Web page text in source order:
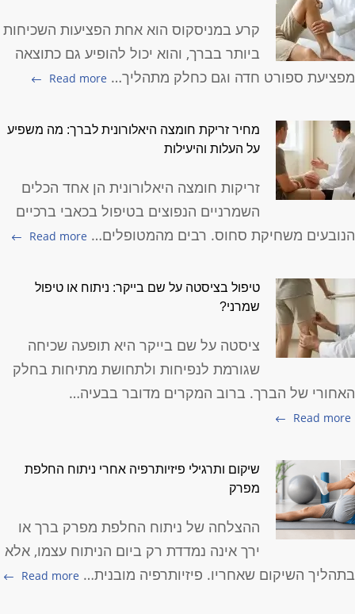
קרע במניסקוס הוא אחת הפציעות השכיחות
ביותר בברך, והוא יכול להופיע גם כתוצאה
מפציעת ספורט חדה וגם כחלק מתהליך… Read more
מחיר זריקת חומצה היאלורונית לברך: מה משפיע
על העלות והיעילות
זריקות חומצה היאלורונית הן אחד הכלים
השמרניים הנפוצים בטיפול בכאבי ברכיים
הנובעים משחיקת סחוס. רבים מהמטופלים… Read more
טיפול בציסטה על שם בייקר: ניתוח או טיפול
שמרני?
ציסטה על שם בייקר היא תופעה שכיחה
שגורמת לנפיחות ולתחושת מתיחות בחלק
האחורי של הברך. ברוב המקרים מדובר בבעיה…
Read more
שיקום ותרגילי פיזיותרפיה אחרי ניתוח החלפת
מפרק
ההצלחה של ניתוח החלפת מפרק ברך או
ירך אינה נמדדת רק ביום הניתוח עצמו, אלא
בתהליך השיקום שאחריו. פיזיותרפיה מובנית… Read more